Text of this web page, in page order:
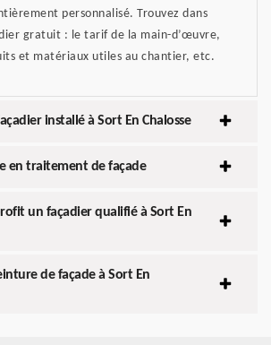
personnalisé. Trouvez dans
gratuit : le tarif de la main-d’œuvre,
et matériaux utiles au chantier, etc.
installé à Sort En Chalosse
en traitement de façade
un façadier qualifié à Sort En
de façade à Sort En